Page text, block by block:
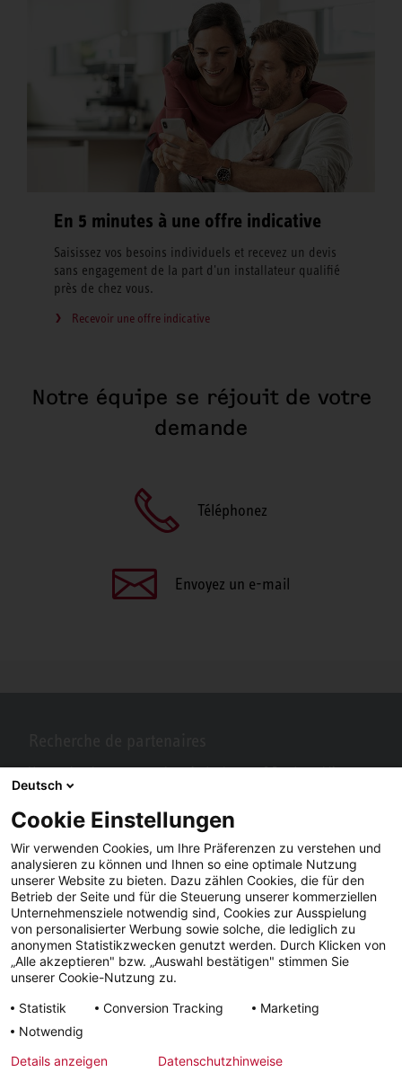
En 5 minutes à une offre indicative
Saisissez vos besoins individuels et recevez un devis
sans engagement de la part d'un installateur qualifié
près de chez vous.
Recevoir une offre indicative
Notre équipe se réjouit de votre
demande
Téléphonez
Envoyez un e-mail
Vous recherchez un partenaire près de chez vous? Pas de problème
avec STIEBEL ELTRON.
Facebook YouTube LinkedIn
Instagram
Deutsch
Cookie Einstellungen
Wir verwenden Cookies, um Ihre Präferenzen zu verstehen und
analysieren zu können und Ihnen so eine optimale Nutzung
unserer Website zu bieten. Dazu zählen Cookies, die für den
Betrieb der Seite und für die Steuerung unserer kommerziellen
Unternehmensziele notwendig sind, Cookies zur Ausspielung
von personalisierter Werbung sowie solche, die lediglich zu
anonymen Statistikzwecken genutzt werden. Durch Klicken von
„Alle akzeptieren" bzw. „Auswahl bestätigen" stimmen Sie
unserer Cookie-Nutzung zu.
Statistik
Conversion Tracking
Marketing
Notwendig
Details anzeigen
Datenschutzhinweise